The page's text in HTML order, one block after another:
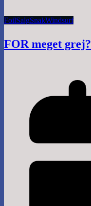
FoilSalgSnakWindsurf
FOR meget grej?